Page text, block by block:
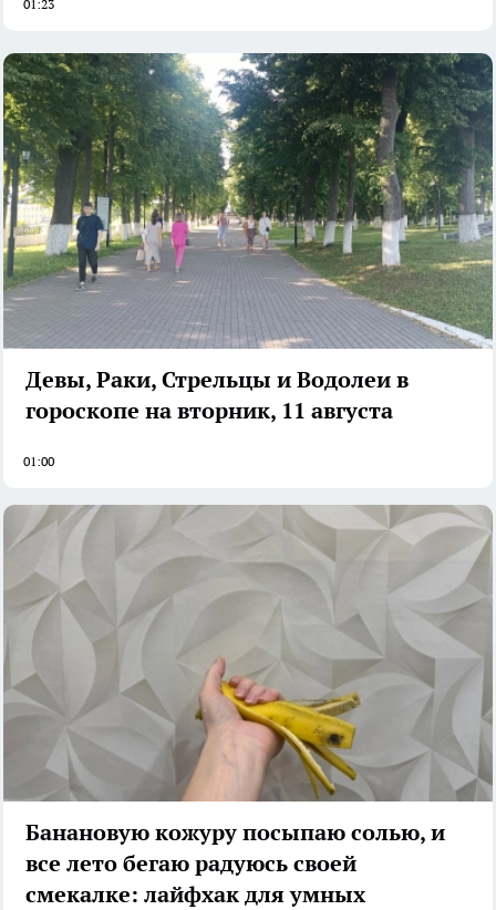
01:23
Девы, Раки, Стрельцы и Водолеи в
гороскопе на вторник, 11 августа
01:00
Банановую кожуру посыпаю солью, и
все лето бегаю радуюсь своей
смекалке: лайфхак для умных